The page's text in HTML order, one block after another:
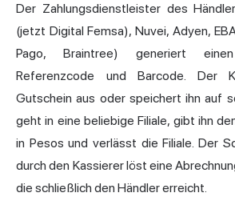
Der Zahlungsdienstleister des
(jetzt Digital Femsa), Nuvei, Adyen,
Pago, Braintree) generiert
Referenzcode und Barcode. Der
Gutschein aus oder speichert ihn auf
geht in eine beliebige Filiale, gibt ihn
in Pesos und verlässt die Filiale. Der
durch den Kassierer löst eine
die schließlich den Händler erreicht.